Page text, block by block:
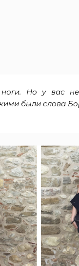
Но у вас
были слова